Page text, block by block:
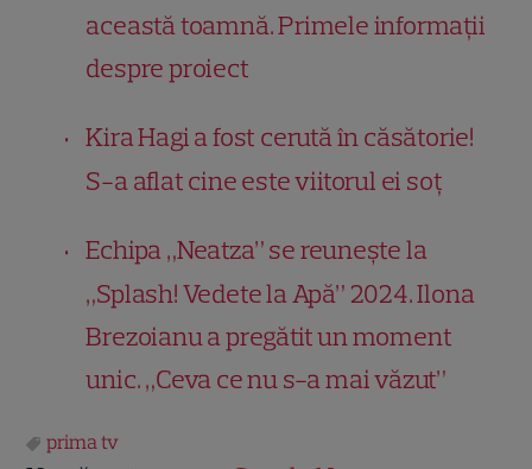
această toamnă. Primele informații
despre proiect
Kira Hagi a fost cerută în căsătorie!
S-a aflat cine este viitorul ei soț
Echipa „Neatza” se reunește la
„Splash! Vedete la Apă” 2024. Ilona
Brezoianu a pregătit un moment
unic. „Ceva ce nu s-a mai văzut”
prima tv